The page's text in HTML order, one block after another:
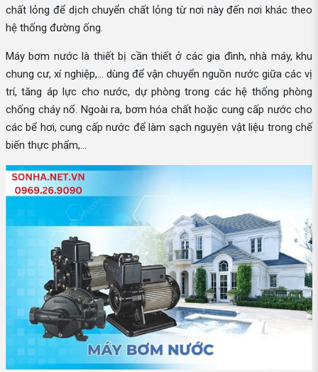
chất lỏng để dịch chuyển chất lỏng từ nơi này đến nơi khác theo
hệ thống đường ống.
Máy bơm nước là thiết bị cần thiết ở các gia đình, nhà máy, khu
chung cư, xí nghiệp,... dùng để vận chuyển nguồn nước giữa các vị
trí, tăng áp lực cho nước, dự phòng trong các hệ thống phòng
chống cháy nổ. Ngoài ra, bơm hóa chất hoặc cung cấp nước cho
các bể hơi, cung cấp nước để làm sạch nguyên vật liệu trong chế
biến thực phẩm,...